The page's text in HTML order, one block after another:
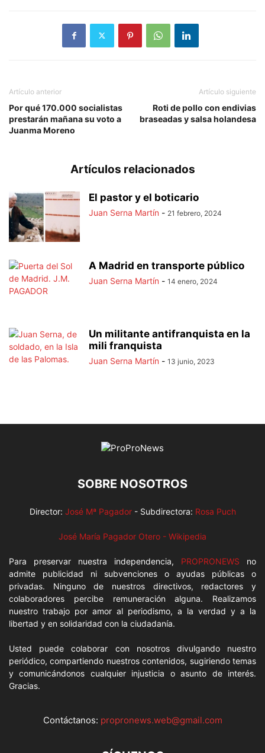
Artículo anterior
Por qué 170.000 socialistas
prestarán mañana su voto a
Juanma Moreno
Artículo siguiente
Roti de pollo con endivias
braseadas y salsa holandesa
Artículos relacionados
El pastor y el boticario
Juan Serna Martín - 21 febrero, 2024
A Madrid en transporte público
Juan Serna Martín - 14 enero, 2024
Un militante antifranquista en la
mili franquista
Juan Serna Martín - 13 junio, 2023
SOBRE NOSOTROS
Director: José Mª Pagador- Subdirectora: Rosa Puch
José María Pagador Otero - Wikipedia
Para preservar nuestra independencia, PROPRONEWS no
admite publicidad ni subvenciones o ayudas públicas o
privadas. Ninguno de nuestros directivos, redactores y
colaboradores percibe remuneración alguna. Realizamos
nuestro trabajo por amor al periodismo, a la verdad y a la
libertad y en solidaridad con la ciudadanía.
Usted puede colaborar con nosotros divulgando nuestro
periódico, compartiendo nuestros contenidos, sugiriendo temas
y comunicándonos cualquier injusticia o asunto de interés.
Gracias.
Contáctanos: propronews.web@gmail.com